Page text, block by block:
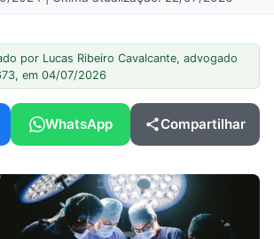
por Lucas Ribeiro Cavalcante, advogado
em 04/07/2026
WhatsApp Compartilhar